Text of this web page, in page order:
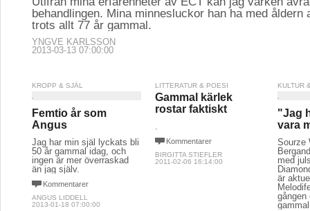
behandlingen. Mina minnesluckor han ha med åldern
trots allt 77 år gammal.
YNGVE KARLSSON
2013-03-13 07:00:00
KROPP & SJÄL
Femtio år som
Angus
Jag har min själ lyckats bli
50 år gammal idag, och
ingen är mer överraskad
än jag själv.
Kommentarer
ANGUS LIDDELL
2013-01-18 07:00:00
LITTERATUR & POESI
Gammal kärlek
rostar faktiskt
.
Kommentarer
BIRGITTA STIEFLER
2011-02-06 16:14:00
KULTUR
"Jag
vara
Sourze
med
är
gången